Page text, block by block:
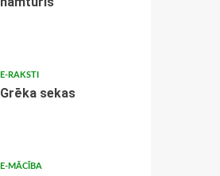
E-RAKSTI
Grēka sekas
E-MĀCĪBA